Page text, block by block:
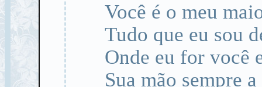
Você é o meu
Tudo que eu sou
Onde eu for você
Sua mão sempre